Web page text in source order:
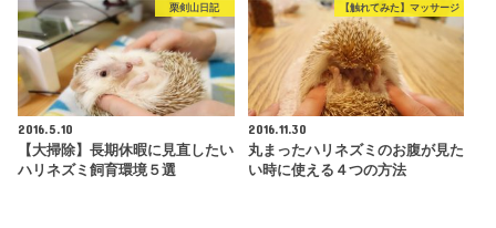
栗剣山日記
2016.5.10
【大掃除】長期休暇に見直したい
ハリネズミ飼育環境５選
【触れてみた】マッサージ
2016.11.30
丸まったハリネズミのお腹が見た
い時に使える４つの方法